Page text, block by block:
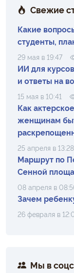
Свежие
Какие
студенты,
29 мая в 19:47
ИИ для
и ответы на
15 мая в 10:41
Как
женщинам
25 апреля в 13:28
Маршрут по
Сенной
08 апреля в
Зачем
26 февраля в
Мы в